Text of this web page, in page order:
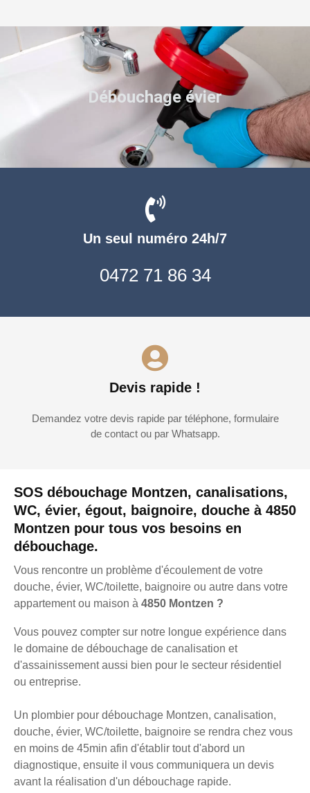
SOS débouchage Montzen, canalisations,
WC, évier, égout, baignoire, douche à 4850
Montzen pour tous vos besoins en
débouchage.
Vous rencontre un problème d'écoulement de votre
douche, évier, WC/toilette, baignoire ou autre dans votre
appartement ou maison à 4850 Montzen ?
Vous pouvez compter sur notre longue expérience dans
le domaine de débouchage de canalisation et
d'assainissement aussi bien pour le secteur résidentiel
ou entreprise.
Un plombier pour débouchage Montzen, canalisation,
douche, évier, WC/toilette, baignoire se rendra chez vous
en moins de 45min afin d'établir tout d'abord un
diagnostique, ensuite il vous communiquera un devis
avant la réalisation d'un débouchage rapide.
Un seul numéro 24h/7
0472 71 86 34
Devis rapide !
Demandez votre devis rapide par téléphone, formulaire
de contact ou par Whatsapp.
Débouchage évier